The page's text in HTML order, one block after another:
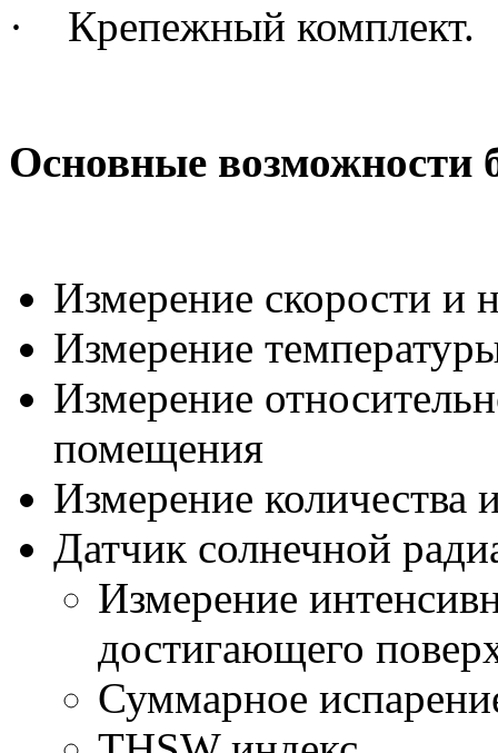
·
Крепежный комплект.
Основные возможности
Измерение скорости и
Измерение
Измерение
помещения
Измерение количества
Датчик солнечной
Измерение
достигающего
Суммарное